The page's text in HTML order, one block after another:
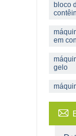
bloco
em
gelo
